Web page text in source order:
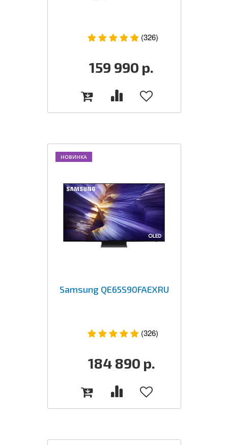
(326)
159 990 р.
НОВИНКА
Samsung QE65S90FAEXRU
(326)
184 890 р.